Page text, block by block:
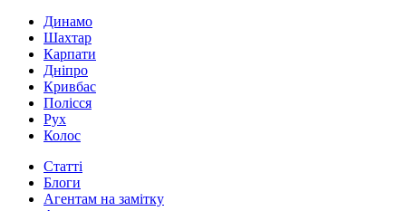
Динамо
Шахтар
Карпати
Дніпро
Кривбас
Полісся
Рух
Колос
Статті
Блоги
Агентам на замітку